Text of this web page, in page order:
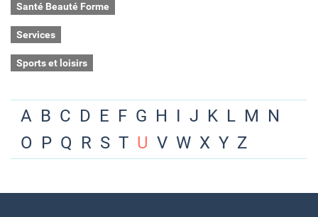
Santé Beauté Forme
Services
Sports et loisirs
A B C D E F G H I J K L M N
O P Q R S T U V W X Y Z